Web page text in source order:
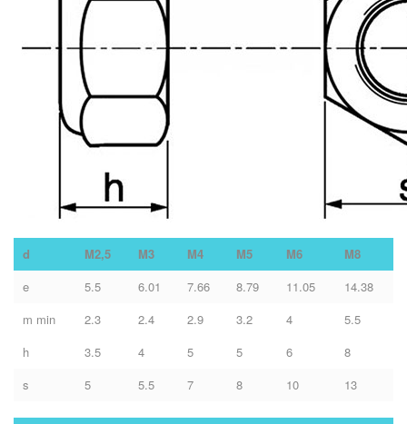
d M2,5 M3 M4 M5 M6
M8
e
5.5 6.01 7.66 8.79 11.05
14.38
m min
2.3 2.4 2.9 3.2 4
5.5
h
3.5 4 5 5 6
8
s
5 5.5 7 8 10 13